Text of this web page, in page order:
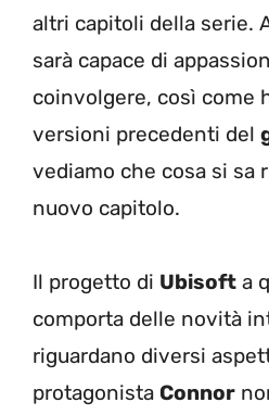
altri capitoli della serie.
sarà capace di
coinvolgere, così come
versioni precedenti del
vediamo che cosa si sa
nuovo capitolo.
Il progetto di Ubisoft a
comporta delle novità
riguardano diversi
protagonista Connor